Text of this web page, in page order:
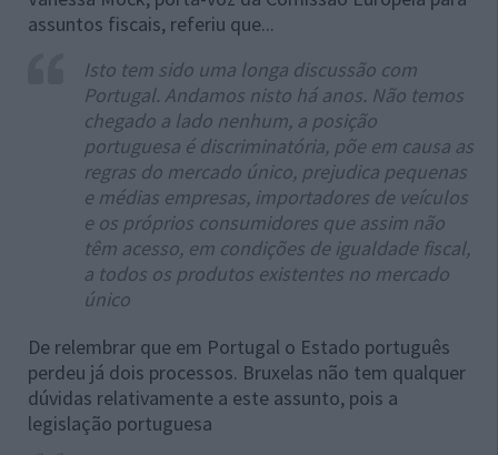
assuntos fiscais, referiu que...
Isto tem sido uma longa discussão com
Portugal. Andamos nisto há anos. Não temos
chegado a lado nenhum, a posição
portuguesa é discriminatória, põe em causa as
regras do mercado único, prejudica pequenas
e médias empresas, importadores de veículos
e os próprios consumidores que assim não
têm acesso, em condições de igualdade fiscal,
a todos os produtos existentes no mercado
único
De relembrar que em Portugal o Estado português
perdeu já dois processos. Bruxelas não tem qualquer
dúvidas relativamente a este assunto, pois a
legislação portuguesa